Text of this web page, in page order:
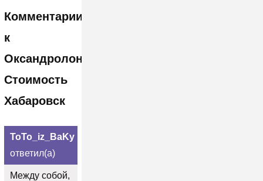
Комментарии
к
Оксандролон
Стоимость
Хабаровск
ToTo_iz_BaKy
ответил(а)
Между собой,